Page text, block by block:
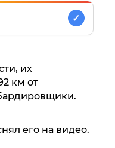
✓
их
км от
его на видео.